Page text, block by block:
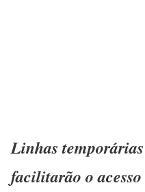
Linhas
facilitarão o